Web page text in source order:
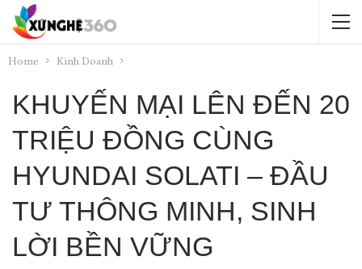
Home Kinh Doanh
KHUYẾN MẠI LÊN ĐẾN 20
TRIỆU ĐỒNG CÙNG
HYUNDAI SOLATI – ĐẦU
TƯ THÔNG MINH, SINH
LỜI BỀN VỮNG